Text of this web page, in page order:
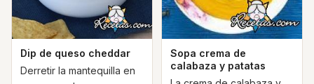
Dip de queso cheddar
Derretir la mantequilla en
Sopa crema de
calabaza y patatas